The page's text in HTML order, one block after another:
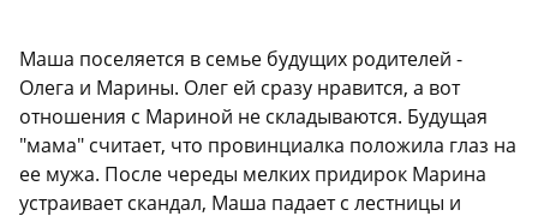
Маша поселяется в семье будущих родителей -
Олега и Марины. Олег ей сразу нравится, а вот
отношения с Мариной не складываются. Будущая
"мама" считает, что провинциалка положила глаз на
ее мужа. После череды мелких придирок Марина
устраивает скандал, Маша падает с лестницы и